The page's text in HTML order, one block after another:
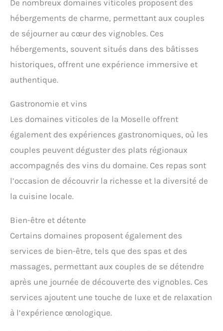
De nombreux domaines viticoles proposent des
hébergements de charme, permettant aux couples
de séjourner au cœur des vignobles. Ces
hébergements, souvent situés dans des bâtisses
historiques, offrent une expérience immersive et
authentique.
Gastronomie et vins
Les domaines viticoles de la Moselle offrent
également des expériences gastronomiques, où les
couples peuvent déguster des plats régionaux
accompagnés des vins du domaine. Ces repas sont
l’occasion de découvrir la richesse et la diversité de
la cuisine locale.
Bien-être et détente
Certains domaines proposent également des
services de bien-être, tels que des spas et des
massages, permettant aux couples de se détendre
après une journée de découverte des vignobles. Ces
services ajoutent une touche de luxe et de relaxation
à l’expérience œnologique.